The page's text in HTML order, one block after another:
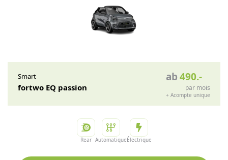
Smart
fortwo EQ passion
ab490.-
par mois
+ Acompte unique
Rear AutomatiqueÉlectrique